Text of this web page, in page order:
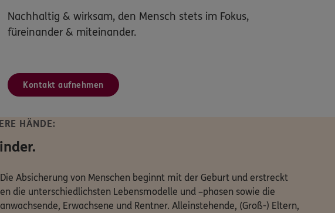
Nachhaltig & wirksam, den Mensch stets im Fokus,
füreinander & miteinander.
Kontakt aufnehmen
HÄNDE:
Absicherung von Menschen beginnt mit der Geburt und erstreckt
die unterschiedlichsten Lebensmodelle und –phasen sowie die
Erwachsene und Rentner. Alleinstehende, (Groß-) Eltern,